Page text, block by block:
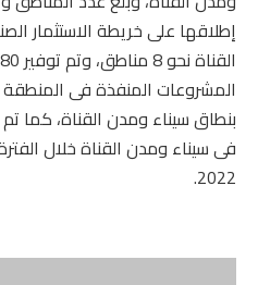
إطلاقها على خريطة الاستثمار
المشروعات المنفذة فى
2022.